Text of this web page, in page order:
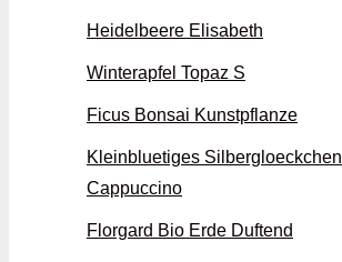
Heidelbeere Elisabeth
Winterapfel Topaz S
Ficus Bonsai Kunstpflanze
Kleinbluetiges Silbergloeckchen
Cappuccino
Florgard Bio Erde Duftend